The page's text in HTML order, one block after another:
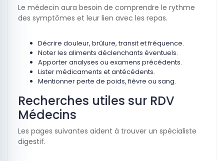
Le médecin aura besoin de comprendre le rythme
des symptômes et leur lien avec les repas.
Décrire douleur, brûlure, transit et fréquence.
Noter les aliments déclenchants éventuels.
Apporter analyses ou examens précédents.
Lister médicaments et antécédents.
Mentionner perte de poids, fièvre ou sang.
Recherches utiles sur RDV
Médecins
Les pages suivantes aident à trouver un spécialiste
digestif.